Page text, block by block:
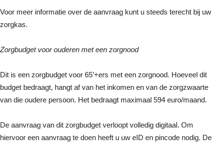
Voor meer informatie over de aanvraag kunt u steeds terecht bij uw
zorgkas.
Zorgbudget voor ouderen met een zorgnood
Dit is een zorgbudget voor 65’+ers met een zorgnood. Hoeveel dit
budget bedraagt, hangt af van het inkomen en van de zorgzwaarte
van die oudere persoon. Het bedraagt maximaal 594 euro/maand.
De aanvraag van dit zorgbudget verloopt volledig digitaal. Om
hiervoor een aanvraag te doen heeft u uw eID en pincode nodig. De